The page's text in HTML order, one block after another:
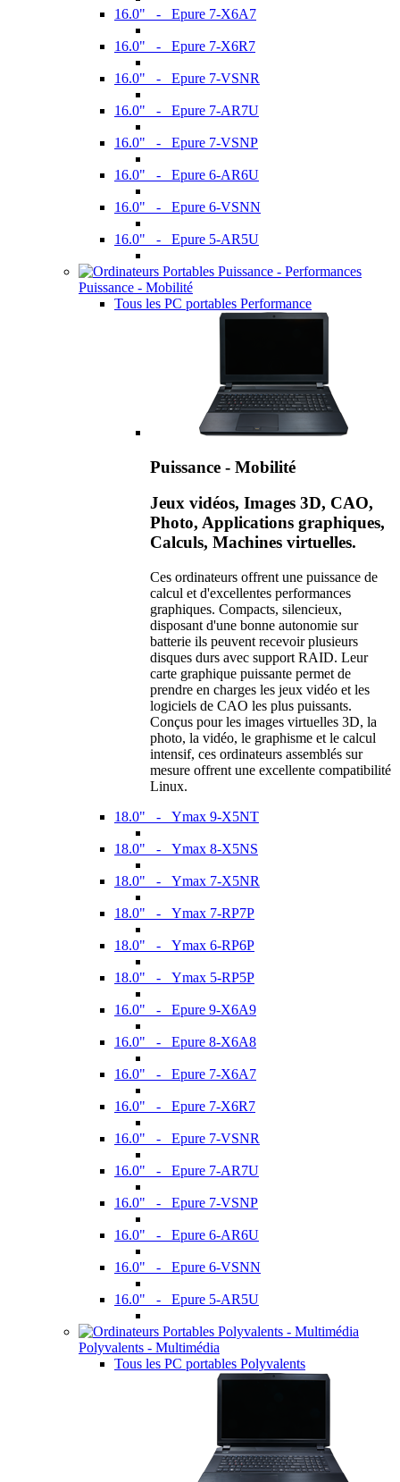
16.0" - Epure 7-X6A7
16.0" - Epure 7-X6R7
16.0" - Epure 7-VSNR
16.0" - Epure 7-AR7U
16.0" - Epure 7-VSNP
16.0" - Epure 6-AR6U
16.0" - Epure 6-VSNN
16.0" - Epure 5-AR5U
Puissance - Mobilité
Tous les PC portables Performance
Puissance - Mobilité
Jeux vidéos, Images 3D, CAO,
Photo, Applications graphiques,
Calculs, Machines virtuelles.
Ces ordinateurs offrent une puissance de
calcul et d'excellentes performances
graphiques. Compacts, silencieux,
disposant d'une bonne autonomie sur
batterie ils peuvent recevoir plusieurs
disques durs avec support RAID. Leur
carte graphique puissante permet de
prendre en charges les jeux vidéo et les
logiciels de CAO les plus puissants.
Conçus pour les images virtuelles 3D, la
photo, la vidéo, le graphisme et le calcul
intensif, ces ordinateurs assemblés sur
mesure offrent une excellente compatibilité
Linux.
18.0" - Ymax 9-X5NT
18.0" - Ymax 8-X5NS
18.0" - Ymax 7-X5NR
18.0" - Ymax 7-RP7P
18.0" - Ymax 6-RP6P
18.0" - Ymax 5-RP5P
16.0" - Epure 9-X6A9
16.0" - Epure 8-X6A8
16.0" - Epure 7-X6A7
16.0" - Epure 7-X6R7
16.0" - Epure 7-VSNR
16.0" - Epure 7-AR7U
16.0" - Epure 7-VSNP
16.0" - Epure 6-AR6U
16.0" - Epure 6-VSNN
16.0" - Epure 5-AR5U
Polyvalents - Multimédia
Tous les PC portables Polyvalents